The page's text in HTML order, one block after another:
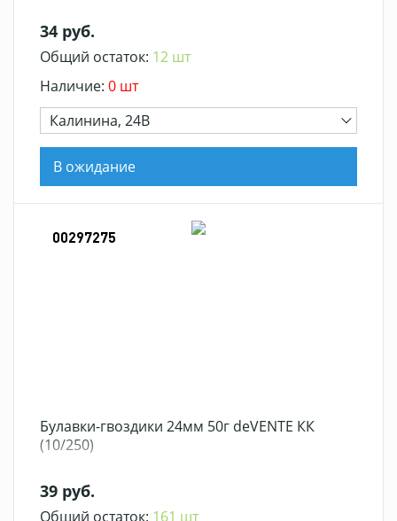
34 руб.
Общий остаток: 12 шт
Наличие: 0 шт
Калинина, 24В
В ожидание
00297275
Булавки-гвоздики 24мм 50г deVENTE КК
(10/250)
39 руб.
Общий остаток: 161 шт